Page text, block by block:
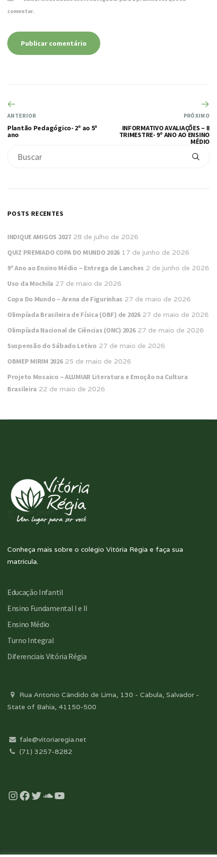
comentar.
ANTERIOR
Plantão Pedagógico- 2º ao 5º
ano
PRÓXIMO
INFORMATIVO AVALIAÇÕES – II
TRIMESTRE- 9º ANO AO ENSINO
MÉDIO
POSTS RECENTES
INDIQUE AMIGOS 2027 28 de julho de 2026
QUIZ PREMIADO COPA DO MUNDO 2026 17 de junho de 2026
9º Ano ao Ensino Médio – Entrega de Lanches 2 de junho de 2026
Uso da Mochila 27 de maio de 2026
Copa Do Mundo – Arena de Figurinhas 27 de maio de 2026
Olimpíada Brasileira de Física (OBF) de 2026 27 de maio de 2026
Olimpíada Nacional de Ciências (ONC) 2026 27 de maio de 2026
Suspensão do Sábado Letivo 27 de maio de 2026
OBMEP MIRIM 2026 25 de maio de 2026
Projeto Mosaico – ALUMIAR Literatura e Emoção na Cultura
Brasileira 22 de maio de 2026
Conheça mais sobre o colégio Vitória Régia e faça sua
matrícula.
Educação Infantil
Ensino Fundamental I e II
Ensino Médio
Turno Integral
Diferenciais Vitória Régia
Rua Antonio Cândido de Lima, 130 - Cabula, Salvador -
State of Bahia, 41150-500
fale@vitoriaregia.net
(71) 3257-8282
Instagram
Facebook
Twitter
Soundcloud
YouTube